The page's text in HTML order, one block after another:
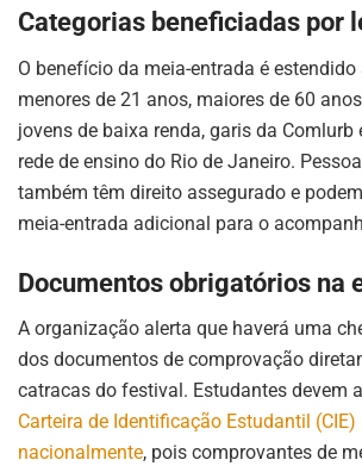
Categorias beneficiadas por
O benefício da meia-entrada é estendido
menores de 21 anos, maiores de 60
jovens de baixa renda, garis da
rede de ensino do Rio de Janeiro.
também têm direito assegurado e
meia-entrada adicional para o
Documentos obrigatórios na
A organização alerta que haverá uma
dos documentos de comprovação
catracas do festival . Estudantes devem
Carteira de Identificação Estudantil
nacionalmente, pois comprovantes de